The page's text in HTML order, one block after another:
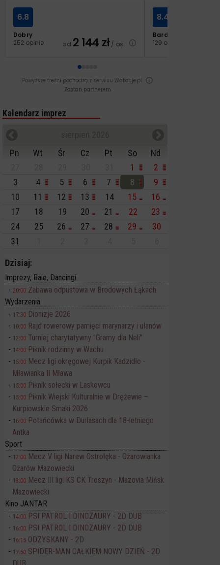
Dobry
252 opinie
6.8
od 2 144 zł/ os.
Bardzo dobry
129 opinii
8.4
Powyższe treści pochodzą z serwisu Wakacje.pl
Zostań partnerem
Kalendarz imprez
Pn
Wt Śr Cz Pt So
Nd
1
2
3
4 5 6 7 8
9
10
11 12 13 14 15
16
17
18 19 20 21 22
23
24
25 26 27 28 29
30
31
Dzisiaj:
Imprezy, Bale, Dancingi
20:00 Zabawa odpustowa w Brodowych Łąkach
Wydarzenia
17:30 Dionizje 2026
10:00 Rajd rowerowy pamięci marynarzy i ułanów
12:00 Turniej charytatywny "Gramy dla Neli"
14:00 Piknik rodzinny w Wachu
15:00 Mecz ligi okręgowej Kurpik Kadzidło -
Mławianka II Mława
15:00 Piknik sołecki w Laskowcu
15:00 Piknik Wiejski Kulturalnie w Drężewie –
Kurpiowskie Smaki 2026
16:00 Potańcówka w Durlasach dla 18-letniego
Antka
Sport
12:00 Mecz V ligi Narew Ostrołęka - Ożarowianka
Ożarów Mazowiecki
13:00 Mecz III ligi KS CK Troszyn - Mazovia Mińsk
Mazowiecki
Kino JANTAR
14:00 PSI PATROL I DINOZAURY - 2D DUB
16:00 PSI PATROL I DINOZAURY - 2D DUB
16:15 ODZYSKANY - 2D
17:50 SPIDER-MAN CAŁKIEM NOWY DZIEŃ - 2D